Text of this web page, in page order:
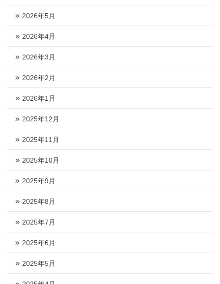
2026年5月
2026年4月
2026年3月
2026年2月
2026年1月
2025年12月
2025年11月
2025年10月
2025年9月
2025年8月
2025年7月
2025年6月
2025年5月